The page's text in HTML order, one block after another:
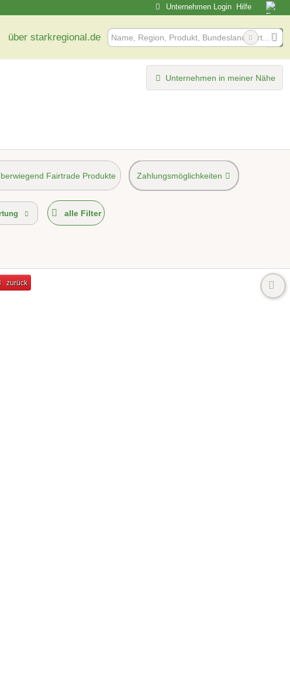
Unternehmen Login Hilfe
über starkregional.de
Unternehmen in meiner Nähe
Fairtrade Produkte Zahlungsmöglichkeiten
möglich alle Filter
zurück